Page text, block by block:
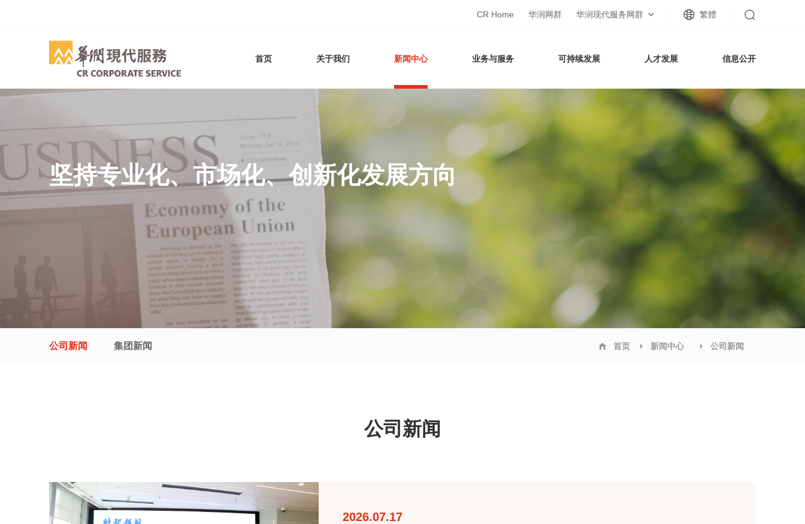
CR Home 华润网群 华润现代服务网群 繁體
首页 关于我们 新闻中心 业务与服务 可持续发展 人才发展 信息公开
坚持专业化、市场化、创新化发展方向
公司新闻 集团新闻 首页 新闻中心 公司新闻
公司新闻
2026.07.17